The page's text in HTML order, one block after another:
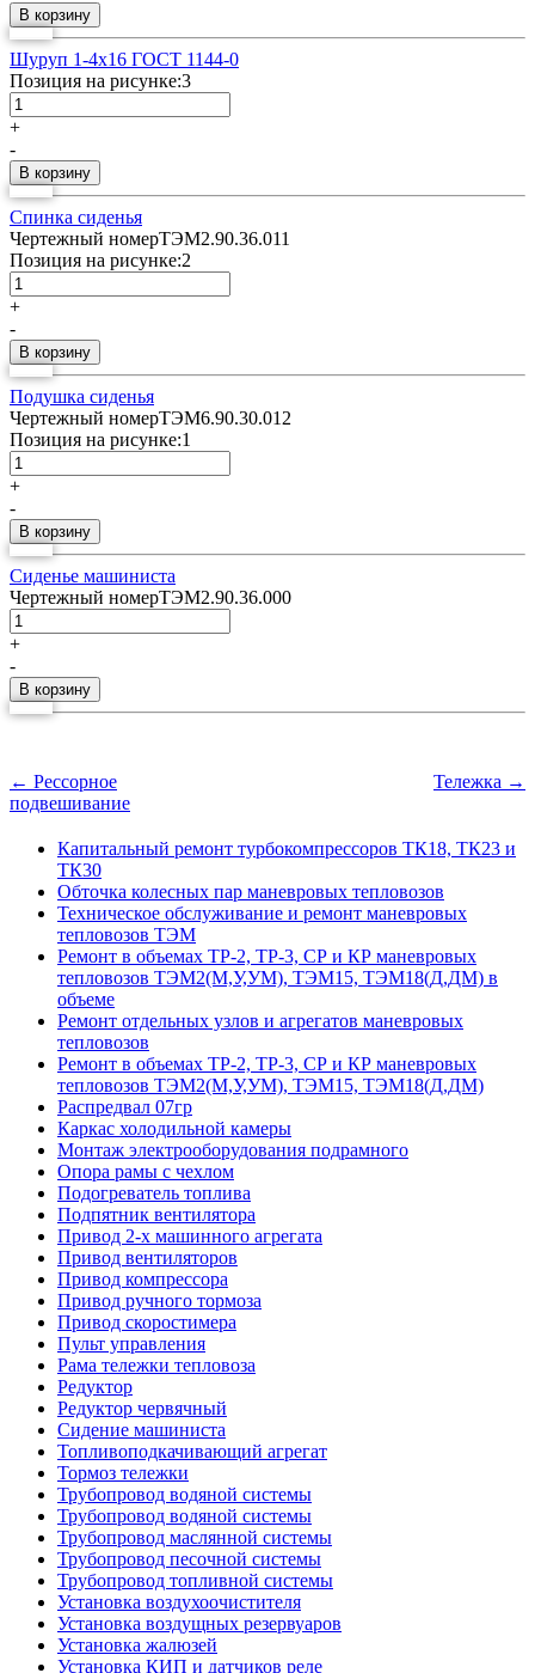
Шуруп 1-4х16 ГОСТ 1144-0
Позиция на рисунке:3
+
-
Спинка сиденья
Чертежный номерТЭМ2.90.36.011
Позиция на рисунке:2
+
-
Подушка сиденья
Чертежный номерТЭМ6.90.30.012
Позиция на рисунке:1
+
-
Сиденье машиниста
Чертежный номерТЭМ2.90.36.000
+
-
← Рессорное
подвешивание
Тележка →
Капитальный ремонт турбокомпрессоров ТК18, ТК23 и
ТК30
Обточка колесных пар маневровых тепловозов
Техническое обслуживание и ремонт маневровых
тепловозов ТЭМ
Ремонт в объемах ТР-2, ТР-3, СР и КР маневровых
тепловозов ТЭМ2(М,У,УМ), ТЭМ15, ТЭМ18(Д,ДМ) в
объеме
Ремонт отдельных узлов и агрегатов маневровых
тепловозов
Ремонт в объемах ТР-2, ТР-3, СР и КР маневровых
тепловозов ТЭМ2(М,У,УМ), ТЭМ15, ТЭМ18(Д,ДМ)
Распредвал 07гр
Каркас холодильной камеры
Монтаж электрооборудования подрамного
Опора рамы с чехлом
Подогреватель топлива
Подпятник вентилятора
Привод 2-х машинного агрегата
Привод вентиляторов
Привод компрессора
Привод ручного тормоза
Привод скоростимера
Пульт управления
Рама тележки тепловоза
Редуктор
Редуктор червячный
Сидение машиниста
Топливоподкачивающий агрегат
Тормоз тележки
Трубопровод водяной системы
Трубопровод водяной системы
Трубопровод маслянной системы
Трубопровод песочной системы
Трубопровод топливной системы
Установка воздухоочистителя
Установка воздущных резервуаров
Установка жалюзей
Установка КИП и датчиков реле